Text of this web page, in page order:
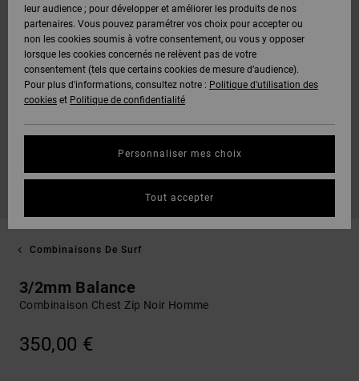
Combinaisons De Surf
3/2mm Balance
Combinaison Chest Zip Noir Homme
350,00 €
leur audience ; pour développer et améliorer les produits de nos
partenaires. Vous pouvez paramétrer vos choix pour accepter ou
non les cookies soumis à votre consentement, ou vous y opposer
lorsque les cookies concernés ne relèvent pas de votre
consentement (tels que certains cookies de mesure d’audience).
Pour plus d'informations, consultez notre : Politique d'utilisation des
cookies et Politique de confidentialité
Personnaliser mes choix
Tout accepter